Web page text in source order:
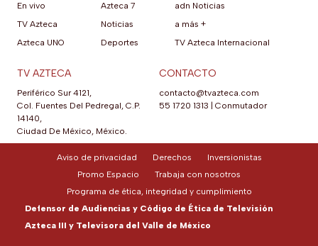
En vivo
TV Azteca
Azteca UNO
Azteca 7
Noticias
Deportes
adn Noticias
a más +
TV Azteca Internacional
TV AZTECA
Periférico Sur 4121,
Col. Fuentes Del Pedregal, C.P.
14140,
Ciudad De México, México.
CONTACTO
contacto@tvazteca.com
55 1720 1313
Conmutador
Aviso de privacidad Derechos
Inversionistas
Promo Espacio
Trabaja con nosotros
Programa de ética, integridad y cumplimiento
Defensor de Audiencias y Código de Ética de Televisión
Azteca III y Televisora del Valle de México